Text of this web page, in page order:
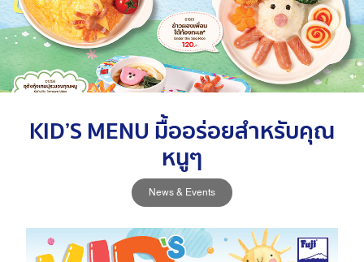
KID’S MENU มื้ออร่อยสำหรับคุณ
หนูๆ
News & Events